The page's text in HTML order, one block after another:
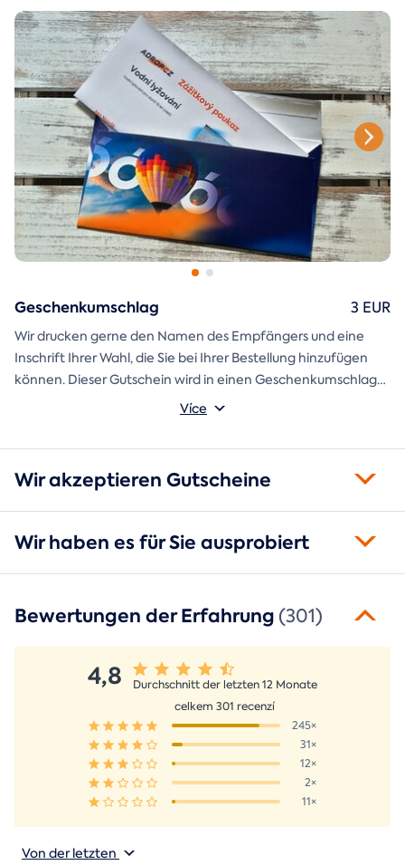
ausschneiden und zusammenkleben können, ist ebenfalls in
der E-Mail enthalten.
Geschenkumschlag
Wir drucken gerne den Namen des Empfängers und eine
Inschrift Ihrer Wahl, die Sie bei Ihrer Bestellung hinzufügen
können. Dieser Gutschein wird in einen Geschenkumschlag
gesteckt und direkt an Sie versandt.
Více
3 EUR
Wir akzeptieren Gutscheine
Wir haben es für Sie ausprobiert
Bewertungen der Erfahrung(301)
4,8
Durchschnitt der letzten 12 Monate
celkem 301 recenzí
245×
31×
12×
2×
11×
Von der letzten